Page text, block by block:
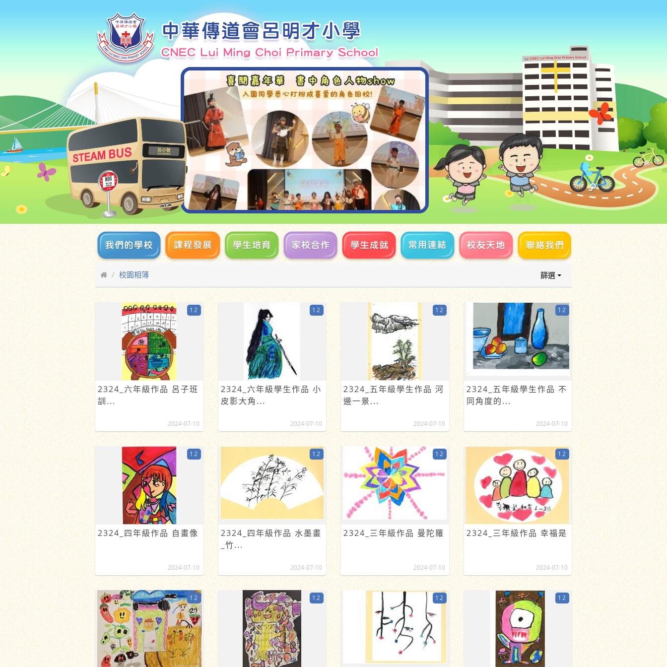
校園相簿 篩選
2324_六年級作品 呂子班
訓...
12
2024-07-10
2324_六年級學生作品 小
皮影大角...
12
2024-07-10
2324_五年級學生作品 河
邊一景...
12
2024-07-10
2324_五年級學生作品 不
同角度的...
12
2024-07-10
2324_四年級作品 自畫像
12
2024-07-10
2324_四年級作品 水墨畫
_竹...
12
2024-07-10
2324_三年級作品 曼陀羅
12
2024-07-10
2324_三年級作品 幸福是
12
2024-07-10
12 12 12 12